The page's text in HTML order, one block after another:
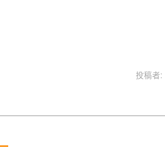
投稿者: